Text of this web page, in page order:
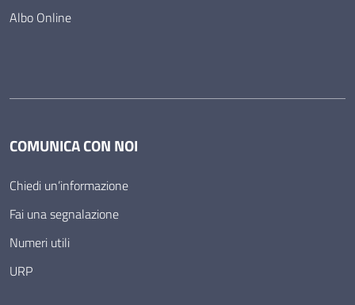
Albo Online
COMUNICA CON NOI
Chiedi un’informazione
Fai una segnalazione
Numeri utili
URP